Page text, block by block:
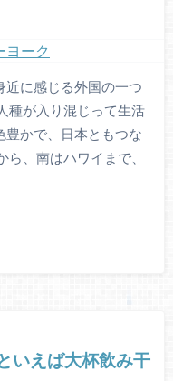
近に感じる外国の一つ
種が入り混じって生活
豊かで、日本ともつな
、南はハワイまで、
いえば大杯飲み干